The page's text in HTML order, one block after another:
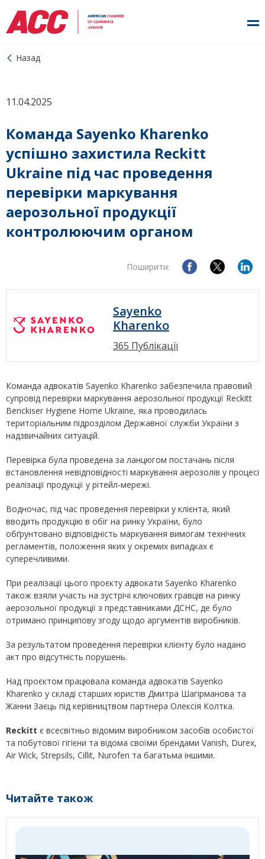
Назад
11.04.2025
Команда Sayenko Kharenko
успішно захистила Reckitt
Ukraine під час проведення
перевірки маркування
аерозольної продукції
контролюючим органом
Поширити:
Sayenko
Kharenko
365 Публікації
Команда адвокатів Sayenko Kharenko забезпечила правовий
супровід перевірки маркування аерозольної продукції Reckitt
Benckiser Hygiene Home Ukraine, яка проводилась
територіальним підрозділом Державної служби України з
надзвичайних ситуацій.
Перевірка була проведена за ланцюгом постачань після
встановлення невідповідності маркування аерозолів у процесі
реалізації продукції у рітейл-мережі.
Водночас, під час проведення перевірки у клієнта, який
вводить продукцію в обіг на ринку України, було
обґрунтовано відповідність маркування вимогам технічних
регламентів, положення яких у окремих випадках є
суперечливими.
При реалізації цього проєкту адвокати Sayenko Kharenko
також взяли участь на зустрічі ключових гравців на ринку
аерозольної продукції з представниками ДСНС, де було
отримано принципову згоду щодо аргументів виробників.
За результатом проведення перевірки клієнту було надано
акт про відсутність порушень.
Над проєктом працювала команда адвокатів Sayenko
Kharenko у складі старших юристів Дмитра Шагірманова та
Жанни Заєць під керівництвом партнера Олексія Колтка.
Reckitt є всесвітньо відомим виробником засобів особистої
та побутової гігієни та відома своїми брендами Vanish, Durex,
Air Wick, Strepsils, Cillit, Nurofen та багатьма іншими.
Читайте також